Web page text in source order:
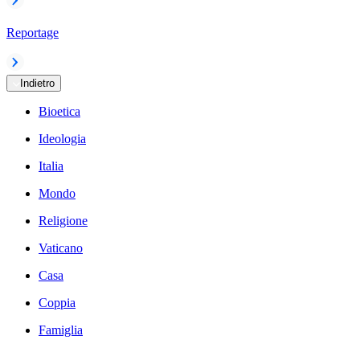
Reportage
Indietro
Bioetica
Ideologia
Italia
Mondo
Religione
Vaticano
Casa
Coppia
Famiglia